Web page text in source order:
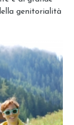
genitorialità